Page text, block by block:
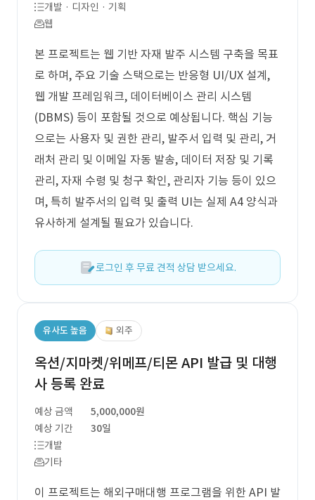
개발 · 디자인 · 기획
웹
본 프로젝트는 웹 기반 자재 발주 시스템 구축을 목표
로 하며, 주요 기술 스택으로는 반응형 UI/UX 설계,
웹 개발 프레임워크, 데이터베이스 관리 시스템
(DBMS) 등이 포함될 것으로 예상됩니다. 핵심 기능
으로는 사용자 및 권한 관리, 발주서 입력 및 관리, 거
래처 관리 및 이메일 자동 발송, 데이터 저장 및 기록
관리, 자재 수령 및 청구 확인, 관리자 기능 등이 있으
며, 특히 발주서의 입력 및 출력 UI는 실제 A4 양식과
유사하게 설계될 필요가 있습니다.
로그인 후 무료 견적 상담 받으세요.
유사도 높음 외주
옥션/지마켓/위메프/티몬 API 발급 및 대행
사 등록 완료
예상 금액
5,000,000원
예상 기간
30일
개발
기타
이 프로젝트는 해외구매대행 프로그램을 위한 API 발